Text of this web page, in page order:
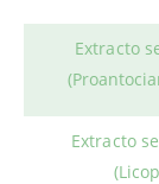
Extracto
Extracto